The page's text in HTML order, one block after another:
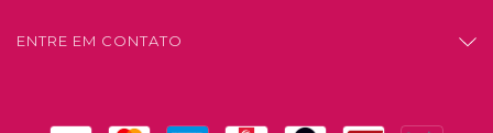
ENTRE EM CONTATO